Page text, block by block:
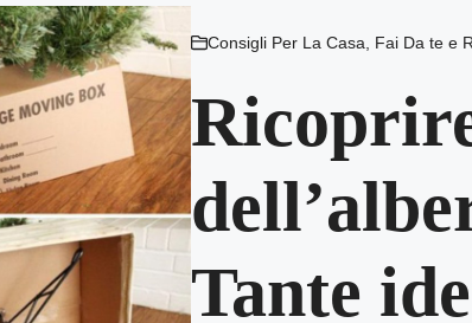
Consigli Per La Casa Fai Da te e
Tante